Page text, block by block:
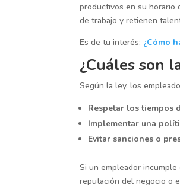
productivos en su horario
de trabajo y retienen
Es de tu interés: ¿Cómo
¿Cuáles son
Según la ley, los
Respetar los tiempos
Implementar una
Evitar sanciones o
Si un empleador
reputación del negocio o